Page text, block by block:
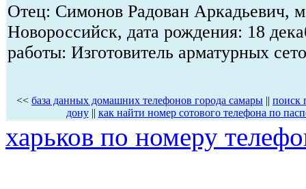
Отец: Симонов Радован Аркадьевич,
Новороссийск, дата рождения: 18
работы: Изготовитель арматурных
<< база данных домашних телефонов города самары || поиск
дону|| как найти номер сотового телефона по
харьков по номеру